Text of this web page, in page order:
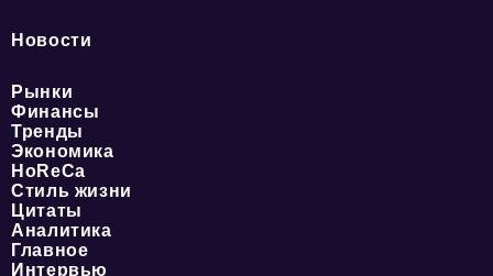
Новости
Рынки
Финансы
Тренды
Экономика
HoReCa
Стиль жизни
Цитаты
Аналитика
Главное
Интервью